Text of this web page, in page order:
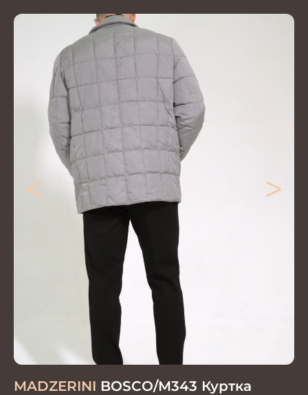
< >
MADZERINI BOSCO/M343 Куртка